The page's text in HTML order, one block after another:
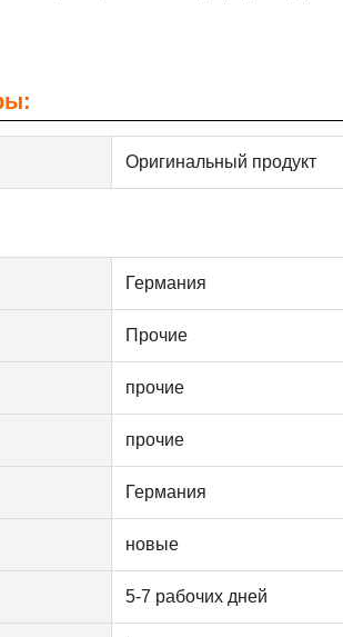
Оригинальный продукт
Германия
Прочие
прочие
прочие
Германия
новые
5-7 рабочих дней